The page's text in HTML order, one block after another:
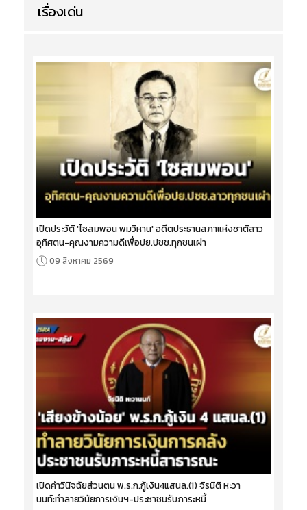
เรื่องเด่น
เปิดประวัติ 'ไซสมพอน พมวิหาน' อดีตประธานสภาแห่งชาติลาว
อุทิศตน-คุณงามความดีเพื่อปย.ปชช.ทุกชนเผ่า
09 สิงหาคม 2569
เปิดคำวินิจฉัยส่วนตน พ.ร.ก.กู้เงิน4แสนล.(1) จิรนิติ หะวา
นนท์:ทำลายวินัยการเงินฯ-ประชาชนรับภาระหนี้